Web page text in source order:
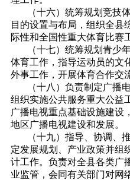
（十六）统筹规划竞技
目的设置与布局，组织全县
际性和全国性重大体育比赛
（十七）统筹规划青少
体育工作，指导运动员的文
外事工作，开展体育合作交
（十八）负责制定广播
组织实施公共服务重大公益
广播电视重点基础设施建设
地区广播电视建设和发展。
（十九）指导、协调、
定发展规划、产业政策并组
计工作。负责对全县各类广
业监管，会同有关部门对网